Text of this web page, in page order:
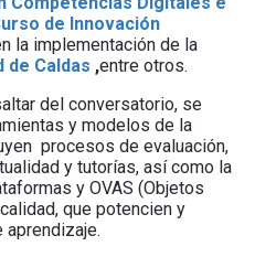
de Innovación
la implementación de la
de Caldas ,entre otros.
del conversatorio, se
y modelos de la
procesos de evaluación,
y tutorías, así como la
y OVAS (Objetos
que potencien y